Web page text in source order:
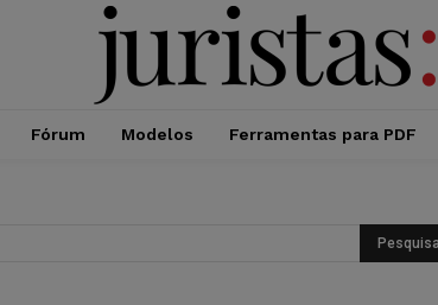
Fórum Modelos Ferramentas para PDF